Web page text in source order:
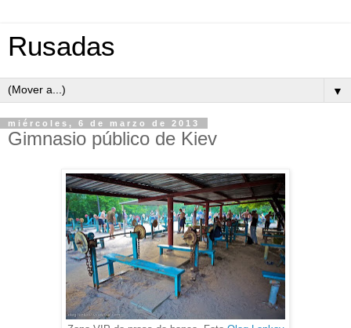
Rusadas
▼
miércoles, 6 de marzo de 2013
Gimnasio público de Kiev